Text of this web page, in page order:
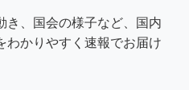
き、国会の様子など、国内
わかりやすく速報でお届け